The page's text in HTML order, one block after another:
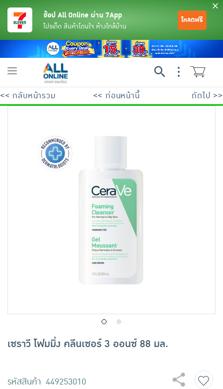
ช้อป All Online ผ่าน 7App
โปรเด็ด สินค้าโดนใจ ห้างใกล้บ้าน
โหลดฟรี
Toggle
<< กลับหน้ารวม << ก่อนหน้านี้ ถัดไป >>
เซราวี โฟมมิ่ง คลีนเซอร์ 3 ออนซ์ 88 มล.
รหัสสินค้า 449253010